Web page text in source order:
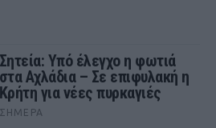
Σητεία: Υπό έλεγχο η φωτιά
στα Αχλάδια – Σε επιφυλακή η
Κρήτη για νέες πυρκαγιές
ΣΉΜΕΡΑ